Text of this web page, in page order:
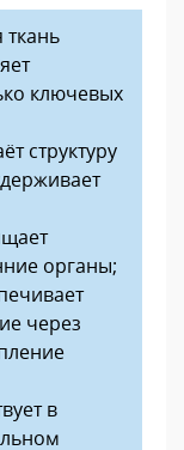
ткань
ключевых
структуру
органы;
через
в